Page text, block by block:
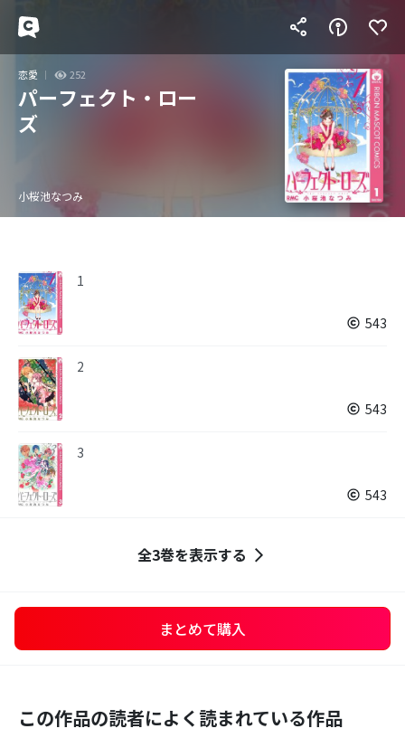
恋愛 252
パーフェクト・ロー
ズ
小桜池なつみ
1
543
2
543
3
543
全3巻を表示する
まとめて購入
この作品の読者によく読まれている作品